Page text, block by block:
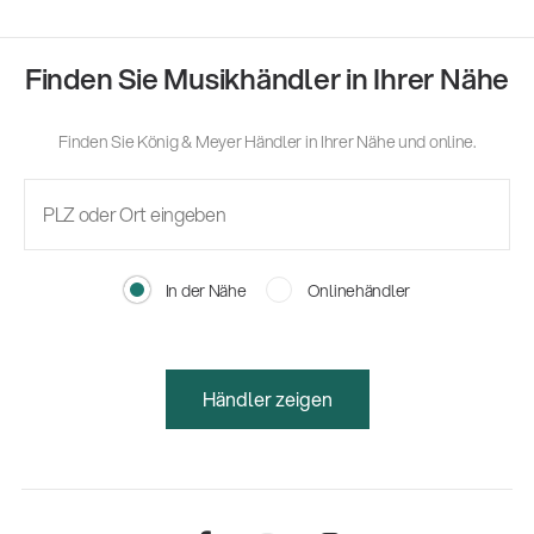
Finden Sie Musikhändler in Ihrer Nähe
Finden Sie König & Meyer Händler in Ihrer Nähe und online.
In der Nähe Onlinehändler
Händler zeigen